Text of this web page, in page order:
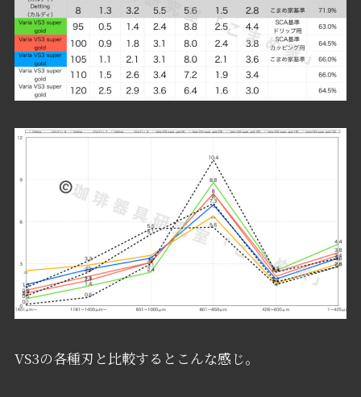
VS3の各種刃と比較するとこんな感じ。